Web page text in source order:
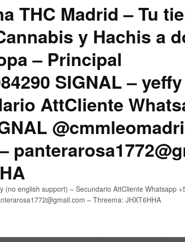
THC Madrid – Tu
y Hachis a
– Principal
SIGNAL –
AttCliente
(no english support) – Secundario AttCliente Whatsapp
– Threema: JHXT6HHA